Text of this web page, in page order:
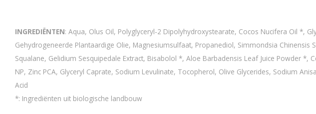
INGREDIËNTEN: Aqua, Olus Oil, Polyglyceryl-2 Dipolyhydroxystearate, Cocos Nucifera Oil *,
Gehydrogeneerde Plantaardige Olie, Magnesiumsulfaat, Propanediol, Simmondsia Chinensis
Squalane, Gelidium Sesquipedale Extract, Bisabolol *, Aloe Barbadensis Leaf Juice Powder *,
NP, Zinc PCA, Glyceryl Caprate, Sodium Levulinate, Tocopherol, Olive Glycerides, Sodium
Acid
*: Ingrediënten uit biologische landbouw